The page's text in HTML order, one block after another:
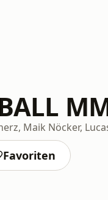
Maik Nöcker,
Favoriten